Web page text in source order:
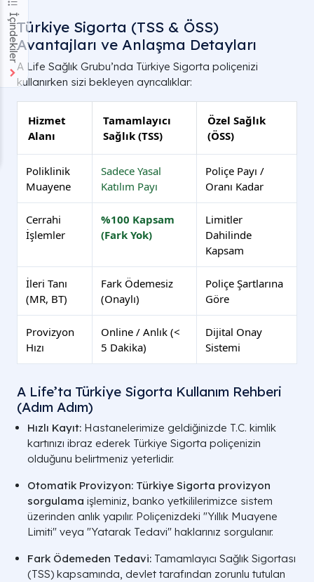
İçindekilerTürkiye Sigorta (TSS & ÖSS)
Avantajları ve Anlaşma Detayları
A Life Sağlık Grubu’nda Türkiye Sigorta poliçenizi
kullanırken sizi bekleyen ayrıcalıklar:
Hizmet
Alanı
Tamamlayıcı
Sağlık (TSS)
Özel Sağlık
(ÖSS)
Poliklinik
Muayene
Sadece Yasal
Katılım Payı
Poliçe Payı /
Oranı Kadar
Cerrahi
İşlemler
%100 Kapsam
(Fark Yok)
Limitler
Dahilinde
Kapsam
İleri Tanı
(MR, BT)
Fark Ödemesiz
(Onaylı)
Poliçe Şartlarına
Göre
Provizyon
Hızı
Online / Anlık (<
5 Dakika)
Dijital Onay
Sistemi
A Life’ta Türkiye Sigorta Kullanım Rehberi
(Adım Adım)
Hızlı Kayıt: Hastanelerimize geldiğinizde T.C. kimlik
kartınızı ibraz ederek Türkiye Sigorta poliçenizin
olduğunu belirtmeniz yeterlidir.
Otomatik Provizyon: Türkiye Sigorta provizyon
sorgulama işleminiz, banko yetkililerimizce sistem
üzerinden anlık yapılır. Poliçenizdeki "Yıllık Muayene
Limiti" veya "Yatarak Tedavi" haklarınız sorgulanır.
Fark Ödemeden Tedavi: Tamamlayıcı Sağlık Sigortası
(TSS) kapsamında, devlet tarafından zorunlu tutulan